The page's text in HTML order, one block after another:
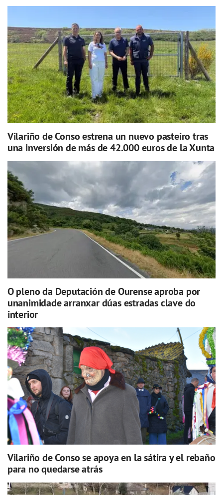
Vilariño de Conso estrena un nuevo pasteiro tras
una inversión de más de 42.000 euros de la Xunta
O pleno da Deputación de Ourense aproba por
unanimidade arranxar dúas estradas clave do
interior
Vilariño de Conso se apoya en la sátira y el rebaño
para no quedarse atrás